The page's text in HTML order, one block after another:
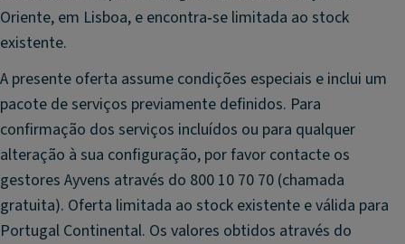
Oriente, em Lisboa, e encontra‑se limitada ao stock
existente.
A presente oferta assume condições especiais e inclui um
pacote de serviços previamente definidos. Para
confirmação dos serviços incluídos ou para qualquer
alteração à sua configuração, por favor contacte os
gestores Ayvens através do 800 10 70 70 (chamada
gratuita). Oferta limitada ao stock existente e válida para
Portugal Continental. Os valores obtidos através do